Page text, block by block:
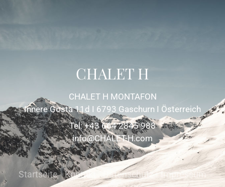
CHALET H
CHALET H MONTAFON
Innere Gosta 11d I 6793 Gaschurn I Österreich
Tel: +43 664 2845 988
info@CHALET-H.com
Startseite Kontakt Datenschutz Impressum